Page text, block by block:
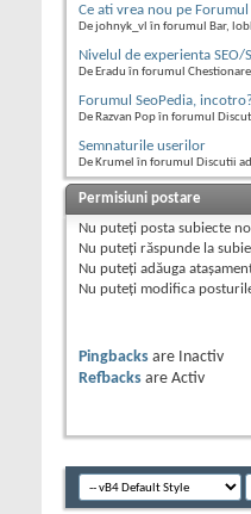
Ce ati vrea nou pe Forumul
De johnyk_vl în forumul Bar,
Nivelul de experienta SEO/
De Eradu în forumul Chestionare
Forumul SeoPedia,
De Razvan Pop în forumul
Semnaturile userilor
De Krumel în forumul Discutii
Permisiuni postare
Nu puteţi posta subiecte
Nu puteţi răspunde la
Nu puteţi adăuga
Nu puteţi modifica
Pingbacks are
Inactiv
Refbacks are Activ